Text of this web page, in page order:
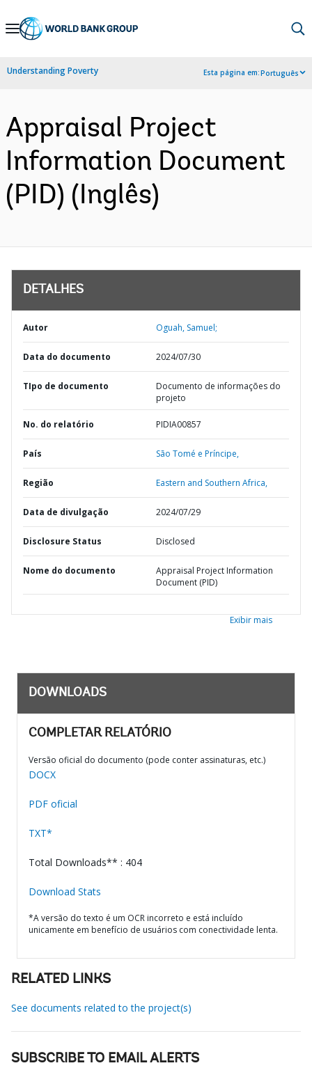
Skip
Navigation
Understanding Poverty Esta página em:Português
Appraisal Project
Information Document
(PID) (Inglês)
DETALHES
Autor Oguah, Samuel;
Data do documento 2024/07/30
TIpo de documento
Documento de informações do
projeto
No. do relatório PIDIA00857
País São Tomé e Príncipe,
Região Eastern and Southern Africa,
Data de divulgação 2024/07/29
Disclosure Status Disclosed
Nome do documento
Appraisal Project Information
Document (PID)
Exibir mais
DOWNLOADS
COMPLETAR RELATÓRIO
Versão oficial do documento (pode conter assinaturas, etc.)
DOCX
PDF oficial
TXT*
Total Downloads** : 404
Download Stats
*A versão do texto é um OCR incorreto e está incluído
unicamente em benefício de usuários com conectividade lenta.
RELATED LINKS
See documents related to the project(s)
SUBSCRIBE TO EMAIL ALERTS